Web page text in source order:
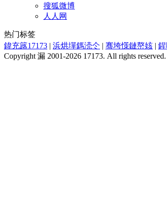
搜狐微博
人人网
热门标签
鍏充簬17173 | 浜烘墠鎷涜仒 | 骞垮憡鏈嶅姟 |
Copyright 漏 2001-2026 17173. All rights reserved.